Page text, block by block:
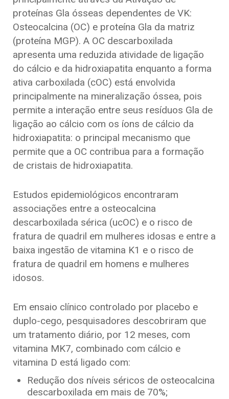
proteínas Gla ósseas dependentes de VK:
Osteocalcina (OC) e proteína Gla da matriz
(proteína MGP). A OC descarboxilada
apresenta uma reduzida atividade de ligação
do cálcio e da hidroxiapatita enquanto a forma
ativa carboxilada (cOC) está envolvida
principalmente na mineralização óssea, pois
permite a interação entre seus resíduos Gla de
ligação ao cálcio com os íons de cálcio da
hidroxiapatita: o principal mecanismo que
permite que a OC contribua para a formação
de cristais de hidroxiapatita.
Estudos epidemiológicos encontraram
associações entre a osteocalcina
descarboxilada sérica (ucOC) e o risco de
fratura de quadril em mulheres idosas e entre a
baixa ingestão de vitamina K1 e o risco de
fratura de quadril em homens e mulheres
idosos.
Em ensaio clínico controlado por placebo e
duplo-cego, pesquisadores descobriram que
um tratamento diário, por 12 meses, com
vitamina MK7, combinado com cálcio e
vitamina D está ligado com:
Redução dos níveis séricos de osteocalcina
descarboxilada em mais de 70%;